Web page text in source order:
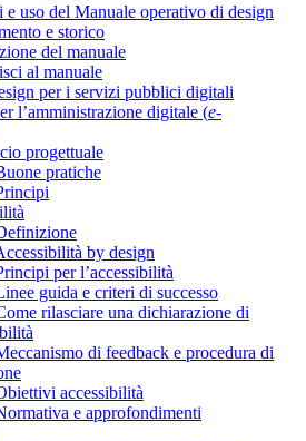
e uso del Manuale operativo di design
e storico
del manuale
al manuale
per i servizi pubblici digitali
l’amministrazione digitale (e-
progettuale
pratiche
by design
per l’accessibilità
guida e criteri di successo
rilasciare una dichiarazione di
di feedback e procedura di
accessibilità
e approfondimenti